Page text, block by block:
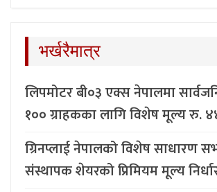
भर्खरैमात्र
लिपमोटर बी०३ एक्स नेपालमा
१०० ग्राहकका लागि विशेष मूल्य रु.
ग्रिनप्लाई नेपालको विशेष साधारण
संस्थापक शेयरको प्रिमियम मूल्य